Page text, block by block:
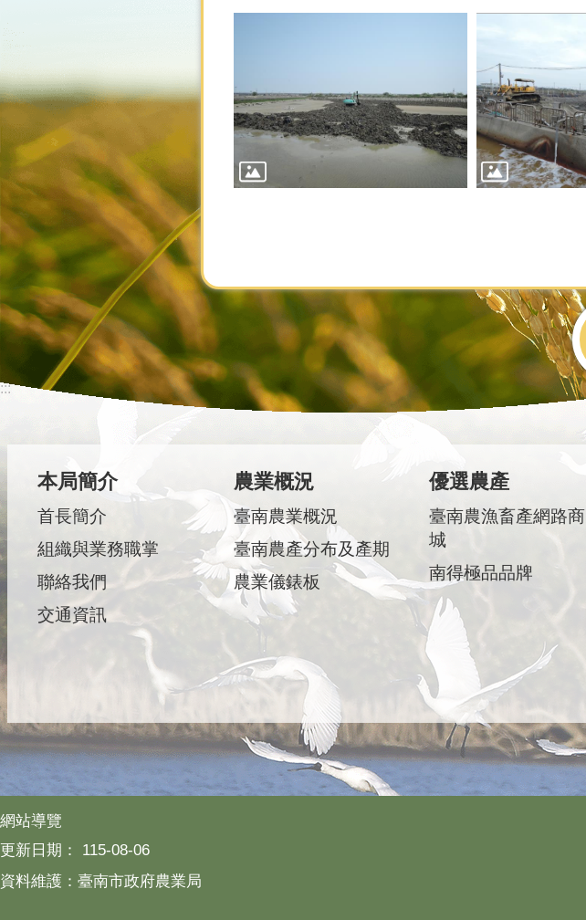
:::
本局簡介
首長簡介
組織與業務職掌
聯絡我們
交通資訊
農業概況
臺南農業概況
臺南農產分布及產期
農業儀錶板
優選農產
臺南農漁畜產網路商
城
南得極品品牌
網站導覽
更新日期：
115-08-06
資料維護：臺南市政府農業局